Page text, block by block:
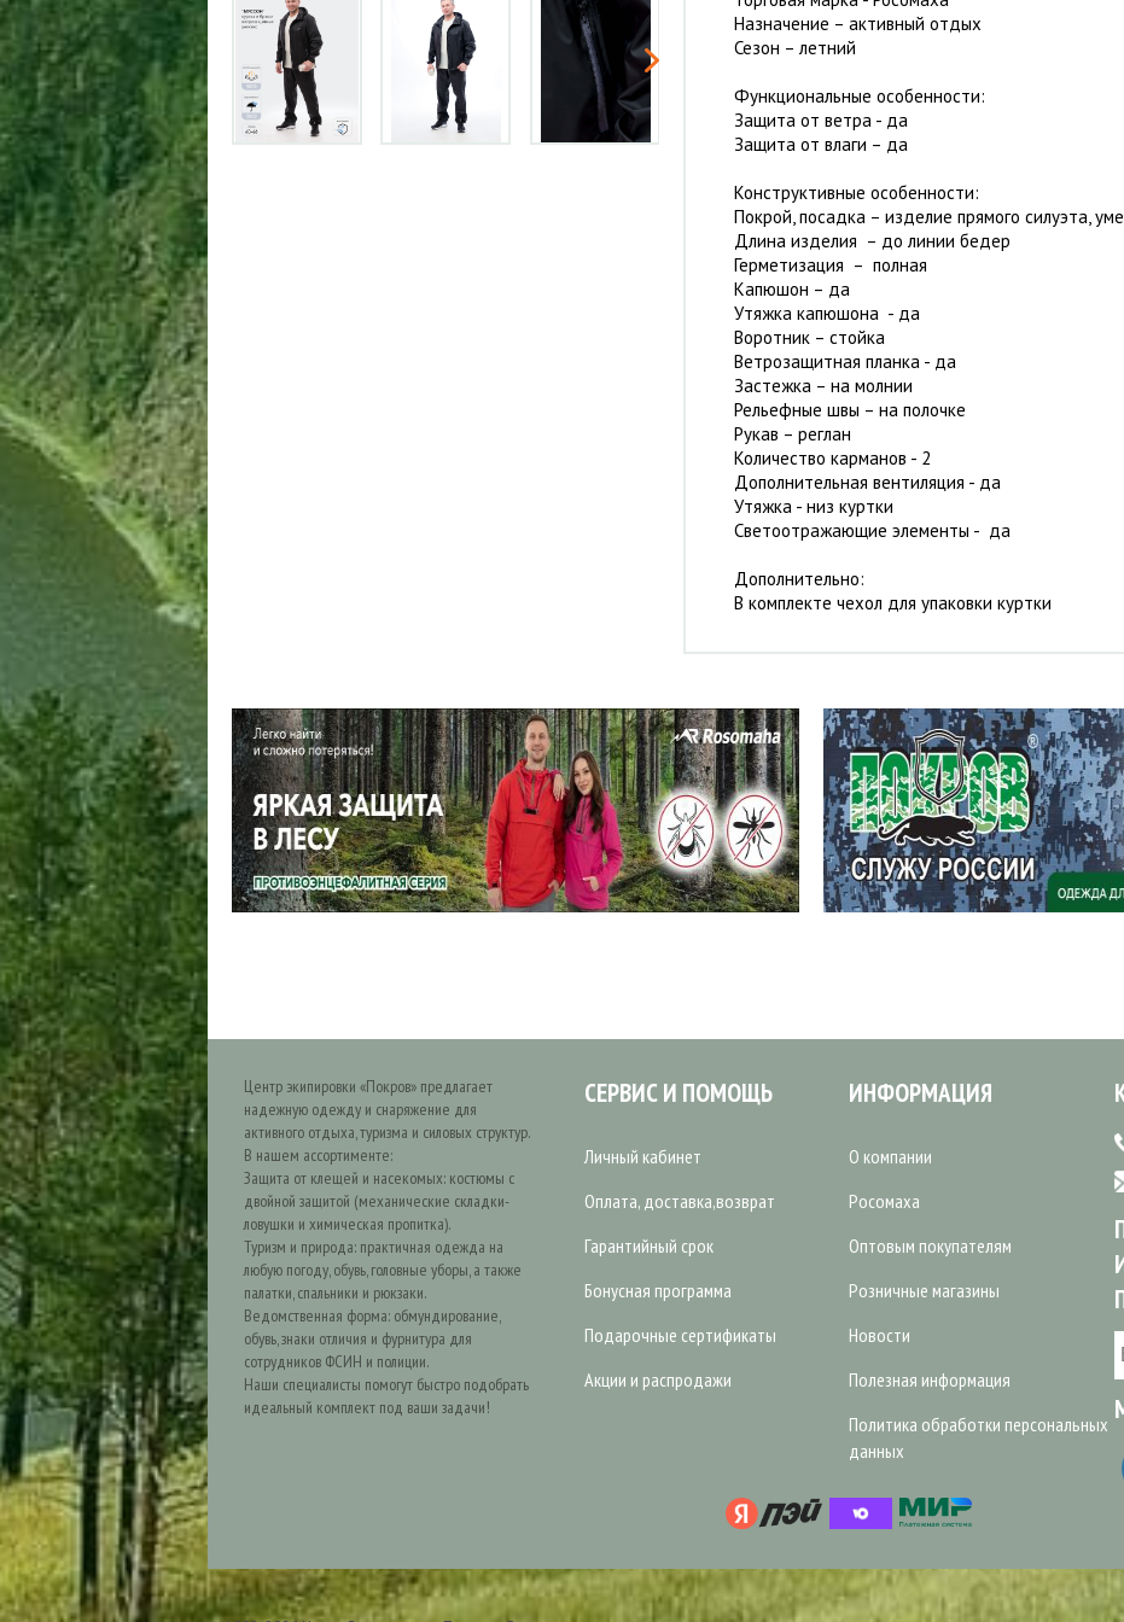
Назначение – активный отдых
Сезон – летний
Функциональные особенности:
Защита от ветра - да
Защита от влаги – да
Конструктивные особенности:
Покрой, посадка – изделие прямого силуэта,
Длина изделия – до линии бедер
Герметизация – полная
Капюшон – да
Утяжка капюшона - да
Воротник – стойка
Ветрозащитная планка - да
Застежка – на молнии
Рельефные швы – на полочке
Рукав – реглан
Количество карманов - 2
Дополнительная вентиляция - да
Утяжка - низ куртки
Светоотражающие элементы - да
Дополнительно:
В комплекте чехол для упаковки куртки
Центр экипировки «Покров» предлагает
надежную одежду и снаряжение для
активного отдыха, туризма и силовых структур.
В нашем ассортименте:
Защита от клещей и насекомых: костюмы с
двойной защитой (механические складки-
ловушки и химическая пропитка).
Туризм и природа: практичная одежда на
любую погоду, обувь, головные уборы, а также
палатки, спальники и рюкзаки.
Ведомственная форма: обмундирование,
обувь, знаки отличия и фурнитура для
сотрудников ФСИН и полиции.
Наши специалисты помогут быстро подобрать
идеальный комплект под ваши задачи!
СЕРВИС И ПОМОЩЬ
Личный кабинет
Оплата, доставка,возврат
Гарантийный срок
Бонусная программа
Подарочные сертификаты
Акции и распродажи
ИНФОРМАЦИЯ
О компании
Росомаха
Оптовым покупателям
Розничные магазины
Новости
Полезная информация
Политика обработки персональных
данных